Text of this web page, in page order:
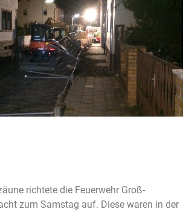
richtete die Feuerwehr Groß-
zum Samstag auf. Diese waren in der